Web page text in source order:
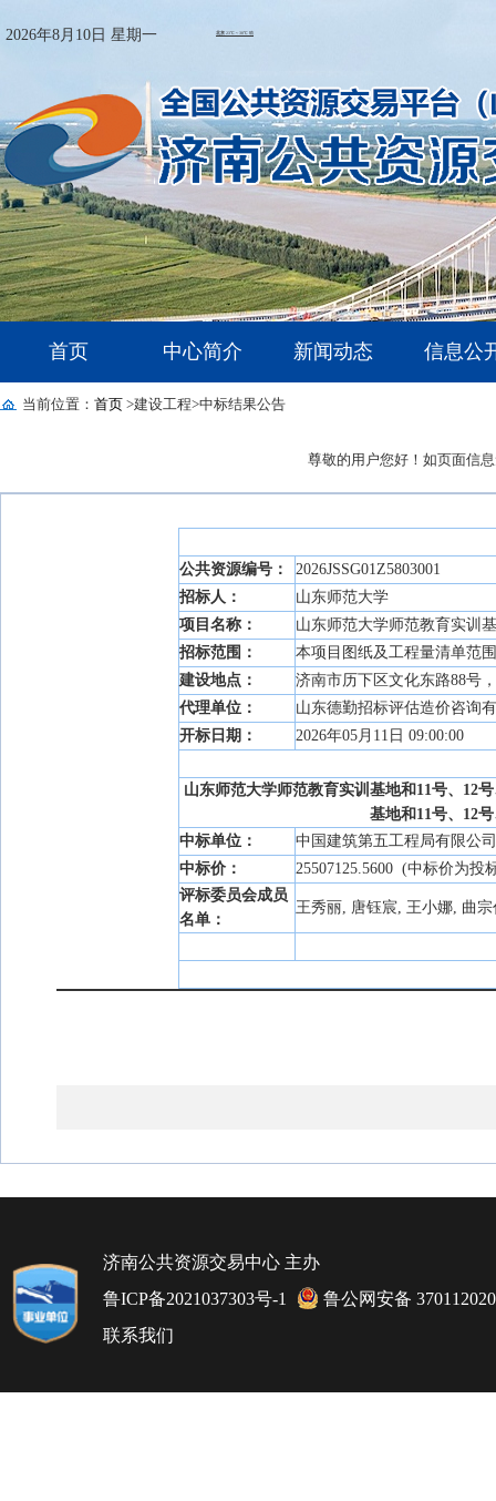
2026年8月10日 星期一
首页 中心简介 新闻动态 信息公
当前位置： 首页 >建设工程>中标结果公告
尊敬的用户您好！如页面信
公共资源编号：
2026JSSG01Z5803001
招标人：
山东师范大学
项目名称：
山东师范大学师范教育实训
招标范围：
本项目图纸及工程量清单范
建设地点：
济南市历下区文化东路88号
代理单位：
山东德勤招标评估造价咨询
开标日期：
2026年05月11日 09:00:00
山东师范大学师范教育实训基地和11号、12
基地和11号、12
中标单位：
中国建筑第五工程局有限公司
中标价：
25507125.5600 (中标价为投
评标委员会成员
名单：
王秀丽, 唐钰宸, 王小娜, 曲
济南公共资源交易中心 主办
鲁ICP备2021037303号-1
鲁公网安备
联系我们